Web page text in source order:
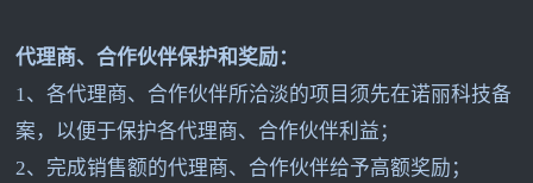
代理商、合作伙伴保护和奖励：
1、各代理商、合作伙伴所洽淡的项目须先在诺丽科技备
案，以便于保护各代理商、合作伙伴利益；
2、完成销售额的代理商、合作伙伴给予高额奖励；